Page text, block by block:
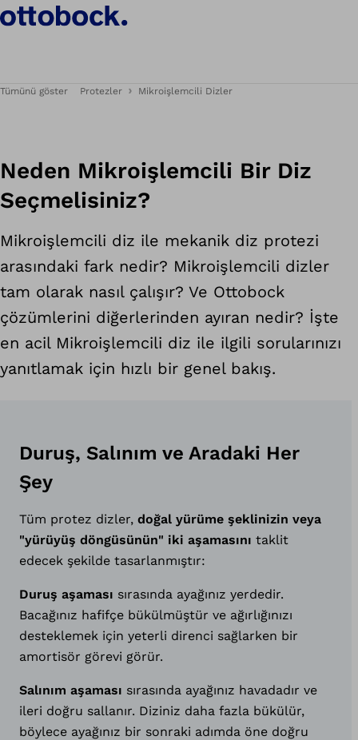
Tümünü göster Protezler Mikroişlemcili Dizler
Yaşa.
Neden Mikroişlemcili Bir Diz
Seçmelisiniz?
Mikroişlemcili diz ile mekanik diz protezi
arasındaki fark nedir? Mikroişlemcili dizler
tam olarak nasıl çalışır? Ve Ottobock
çözümlerini diğerlerinden ayıran nedir? İşte
en acil Mikroişlemcili diz ile ilgili sorularınızı
yanıtlamak için hızlı bir genel bakış.
Duruş, Salınım ve Aradaki Her
Şey
Tüm protez dizler, doğal yürüme şeklinizin veya
"yürüyüş döngüsünün" iki aşamasını taklit
edecek şekilde tasarlanmıştır:
Duruş aşaması sırasında ayağınız yerdedir.
Bacağınız hafifçe bükülmüştür ve ağırlığınızı
desteklemek için yeterli direnci sağlarken bir
amortisör görevi görür.
Salınım aşaması sırasında ayağınız havadadır ve
ileri doğru sallanır. Diziniz daha fazla bükülür,
böylece ayağınız bir sonraki adımda öne doğru